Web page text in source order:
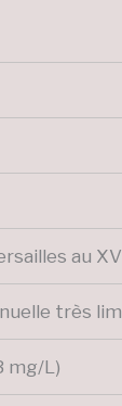
au
très
mg/L)